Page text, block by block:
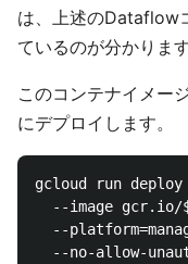
は、上述のDataflow
ているのが分かります
このコンテナイメー
にデプロイします。
gcloud run
--image gcr.io/
--
--no-allow-